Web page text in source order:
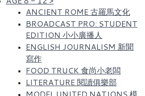
ANCIENT ROME 古羅馬文化​
BROADCAST PRO: STUDENT
EDITION 小小廣播人
ENGLISH JOURNALISM 新聞
寫作​
FOOD TRUCK 食尚小老闆
LITERATURE 閱讀俱樂部